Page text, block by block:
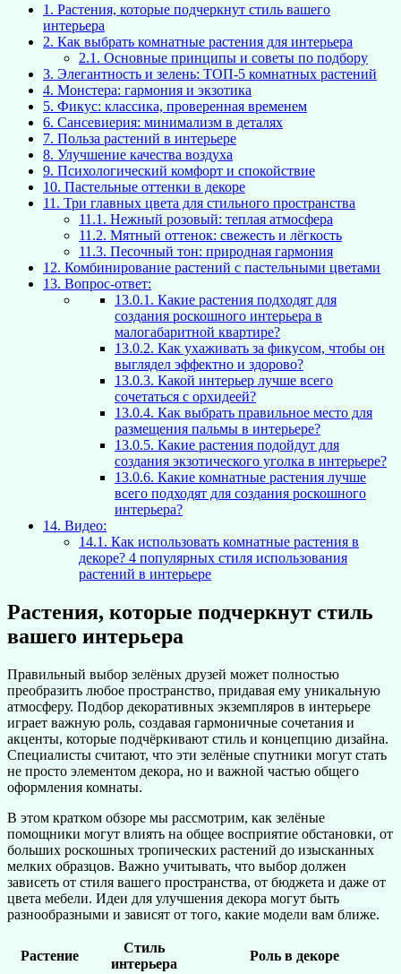
1. Растения, которые подчеркнут стиль вашего
интерьера
2. Как выбрать комнатные растения для интерьера
2.1. Основные принципы и советы по подбору
3. Элегантность и зелень: ТОП-5 комнатных растений
4. Монстера: гармония и экзотика
5. Фикус: классика, проверенная временем
6. Сансевиерия: минимализм в деталях
7. Польза растений в интерьере
8. Улучшение качества воздуха
9. Психологический комфорт и спокойствие
10. Пастельные оттенки в декоре
11. Три главных цвета для стильного пространства
11.1. Нежный розовый: теплая атмосфера
11.2. Мятный оттенок: свежесть и лёгкость
11.3. Песочный тон: природная гармония
12. Комбинирование растений с пастельными цветами
13. Вопрос-ответ:
13.0.1. Какие растения подходят для
создания роскошного интерьера в
малогабаритной квартире?
13.0.2. Как ухаживать за фикусом, чтобы он
выглядел эффектно и здорово?
13.0.3. Какой интерьер лучше всего
сочетаться с орхидеей?
13.0.4. Как выбрать правильное место для
размещения пальмы в интерьере?
13.0.5. Какие растения подойдут для
создания экзотического уголка в интерьере?
13.0.6. Какие комнатные растения лучше
всего подходят для создания роскошного
интерьера?
14. Видео:
14.1. Как использовать комнатные растения в
декоре? 4 популярных стиля использования
растений в интерьере
Растения, которые подчеркнут стиль
вашего интерьера
Правильный выбор зелёных друзей может полностью
преобразить любое пространство, придавая ему уникальную
атмосферу. Подбор декоративных экземпляров в интерьере
играет важную роль, создавая гармоничные сочетания и
акценты, которые подчёркивают стиль и концепцию дизайна.
Специалисты считают, что эти зелёные спутники могут стать
не просто элементом декора, но и важной частью общего
оформления комнаты.
В этом кратком обзоре мы рассмотрим, как зелёные
помощники могут влиять на общее восприятие обстановки, от
больших роскошных тропических растений до изысканных
мелких образцов. Важно учитывать, что выбор должен
зависеть от стиля вашего пространства, от бюджета и даже от
цвета мебели. Идеи для улучшения декора могут быть
разнообразными и зависят от того, какие модели вам ближе.
Растение
Стиль
интерьера
Роль в декоре